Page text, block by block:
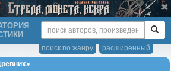
расширенный
поиск по жанру